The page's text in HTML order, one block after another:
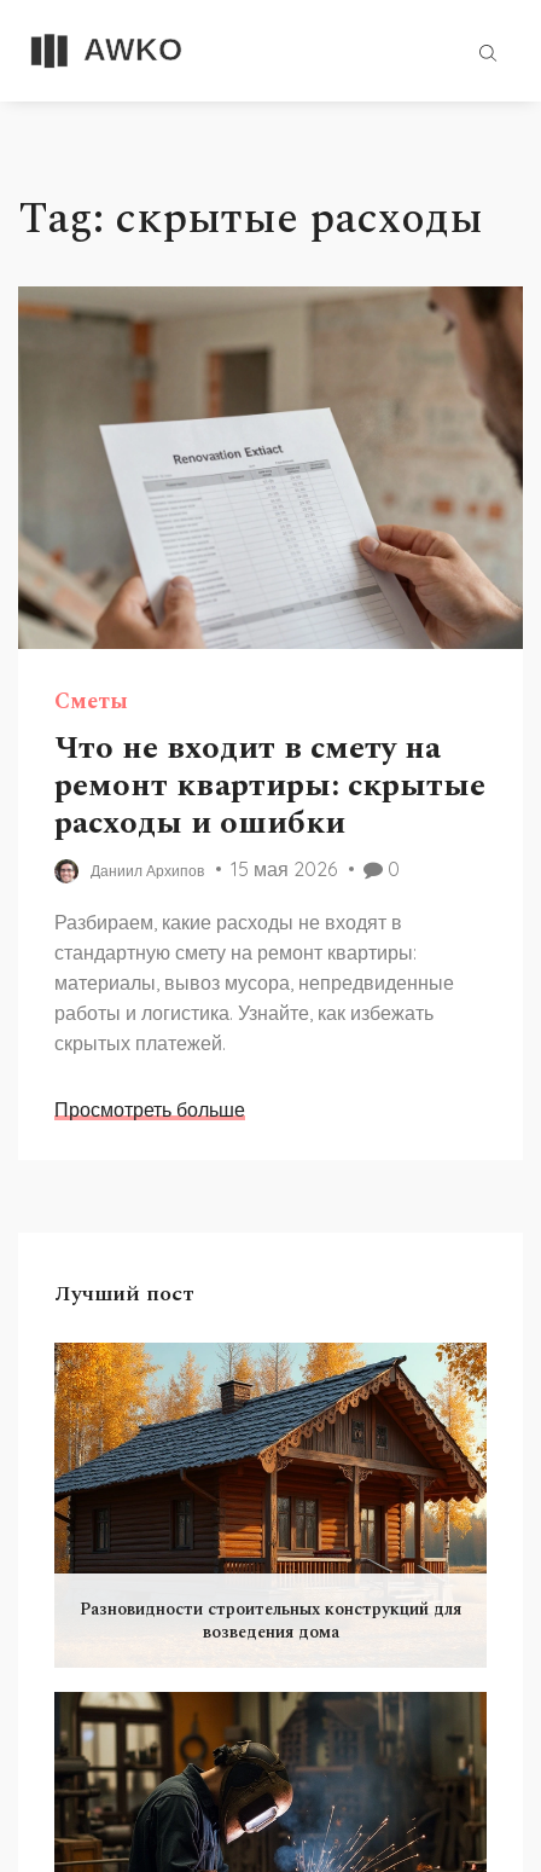
Tag: скрытые расходы
Сметы
Что не входит в смету на
ремонт квартиры: скрытые
расходы и ошибки
Даниил Архипов 15 мая 2026 0
Разбираем, какие расходы не входят в
стандартную смету на ремонт квартиры:
материалы, вывоз мусора, непредвиденные
работы и логистика. Узнайте, как избежать
скрытых платежей.
Просмотреть больше
Лучший пост
Разновидности строительных конструкций для
возведения дома